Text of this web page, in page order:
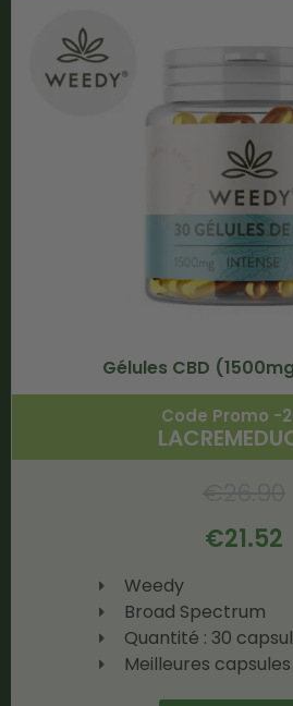
Gélules CBD
Code Promo -
€21.52
Weedy
Broad Spectrum
Quantité : 30
Meilleures capsules